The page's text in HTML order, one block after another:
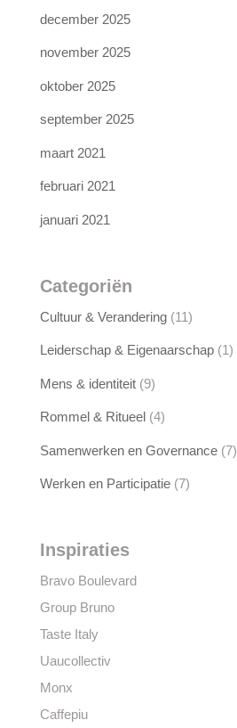
december 2025
november 2025
oktober 2025
september 2025
maart 2021
februari 2021
januari 2021
Categoriën
Cultuur & Verandering(11)
Leiderschap & Eigenaarschap(1)
Mens & identiteit(9)
Rommel & Ritueel(4)
Samenwerken en Governance(7)
Werken en Participatie(7)
Inspiraties
Bravo Boulevard
Group Bruno
Taste Italy
Uaucollectiv
Monx
Caffepiu